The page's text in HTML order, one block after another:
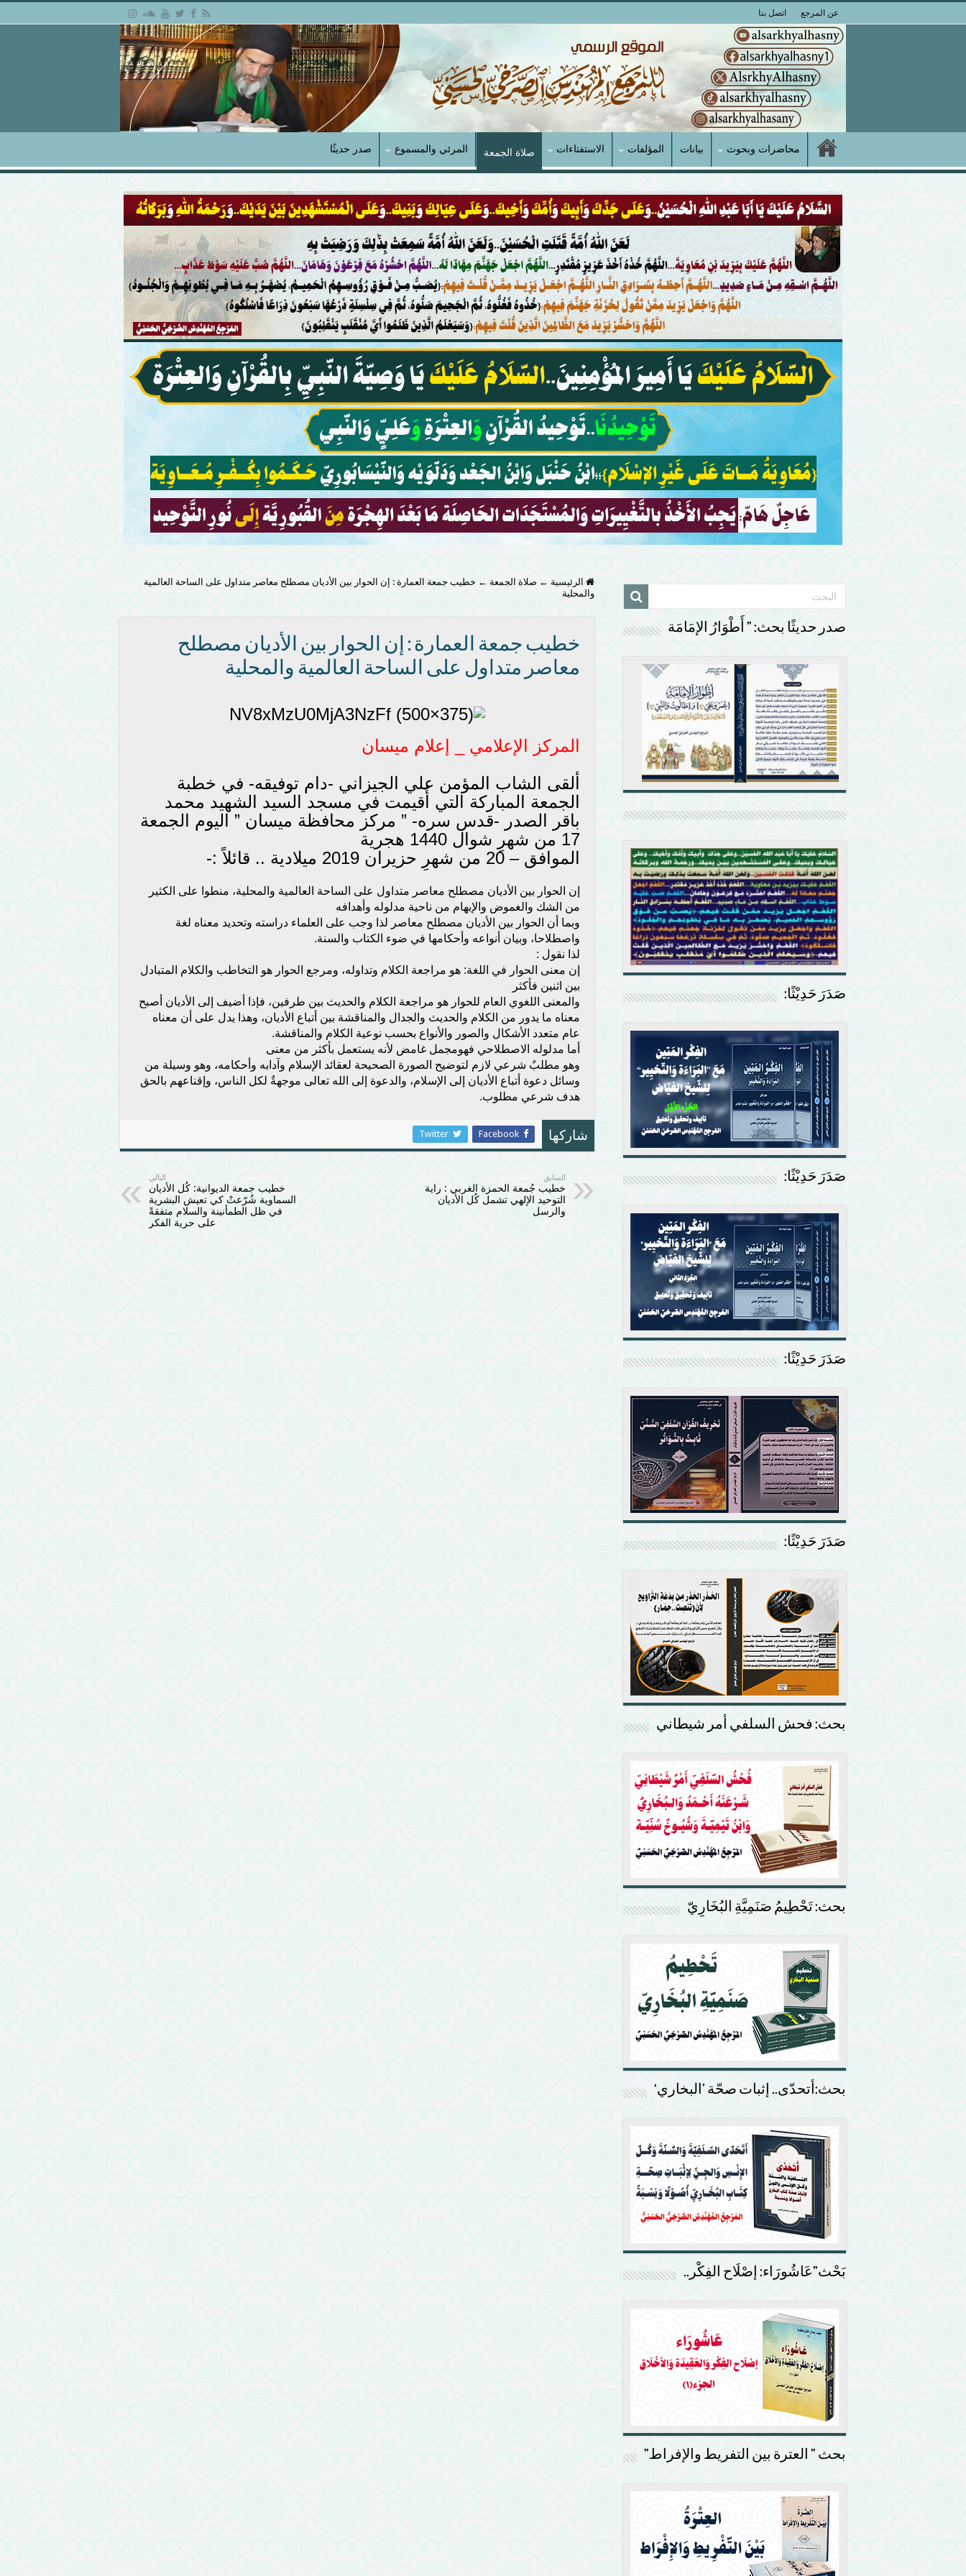
عن المرجع اتصل بنا
محاضرات وبحوث بيانات المؤلفات الاستفتاءات صلاة الجمعة المرئي والمسموع صدر حديثًا
الرئيسية ← صلاة الجمعة ← خطيب جمعة العمارة : إن الحوار بين الأديان مصطلح معاصر متداول على الساحة العالمية
والمحلية
خطيب جمعة العمارة : إن الحوار بين الأديان مصطلح
معاصر متداول على الساحة العالمية والمحلية
المركز الإعلامي _ إعلام ميسان
ألقى الشاب المؤمن علي الجيزاني -دام توفيقه- في خطبة
الجمعة المباركة التي أُقيمت في مسجد السيد الشهيد محمد
باقر الصدر -قدس سره- ” مركز محافظة ميسان ” اليوم الجمعة
17 من شهرِ شوال 1440 هجرية
الموافق – 20 من شهرِ حزيران 2019 ميلادية .. قائلاً :-
إن الحوار بين الأديان مصطلح معاصر متداول على الساحة العالمية والمحلية، منطوا على الكثير
من الشك والغموض والإبهام من ناحية مدلوله وأهدافه
وبما أن الحوار بين الأديان مصطلح معاصر لذا وجب على العلماء دراسته وتحديد معناه لغة
واصطلاحا، وبيان أنواعه وأحكامها في ضوء الكتاب والسنة.
لذا نقول :
إن معنى الحوار في اللغة: هو مراجعة الكلام وتداوله، ومرجع الحوار هو التخاطب والكلام المتبادل
بين اثنين فأكثر
والمعنى اللغوي العام للحوار هو مراجعة الكلام والحديث بين طرفين، فإذا أضيف إلى الأديان أصبح
معناه ما يدور من الكلام والحديث والجدال والمناقشة بين أتباع الأديان، وهذا يدل على أن معناه
عام متعدد الأشكال والصور والأنواع بحسب نوعية الكلام والمناقشة.
أما مدلوله الاصطلاحي فهومجمل غامض لأنه يستعمل بأكثر من معنى
وهو مطلبٌ شرعي لازم لتوضيح الصورة الصحيحة لعقائد الإسلام وآدابه وأحكامه، وهو وسيلة من
وسائل دعوة أتباع الأديان إلى الإسلام، والدعوة إلى الله تعالى موجهةٌ لكل الناس، وإقناعهم بالحق
هدف شرعي مطلوب.
شاركها Facebook
Twitter
السابق
خطيب جُمعة الحمزة الغربي : راية
التوحيد الإلهي تشمل كُل الأديان
والرسل
التالي
خطيب جمعة الديوانية: كُل الأديان
السماوية شُرّعتْ كي تعيش البشرية
في ظل الطمأنينة والسلام متفقةً
على حرية الفكر
صدر حديثًا بحث: ” أَطْوَارُ الإمَامَة
صَدَرَ حَدِيْثًا:
صَدَرَ حَدِيْثًا:
صَدَرَ حَدِيْثًا:
صَدَرَ حَدِيْثًا:
بحث: فحش السلفي أمر شيطاني
بحث: تَحْطِيمُ صَنَمِيَّةِ البُخَارِيّ
بحث:أتحدّى.. إثبات صحّة ’البخاري‘
بَحْث”عَاشُورَاء: إصْلَاح الفِكْر..
بحث ” العترة بين التفريط والإفراط”